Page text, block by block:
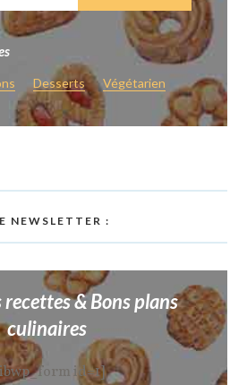
Desserts Végétarien
NEWSLETTER :
recettes & Bons plans
culinaires
id=1]